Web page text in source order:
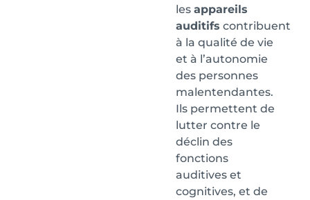
les appareils
auditifs contribuent
à la qualité de vie
et à l’autonomie
des personnes
malentendantes.
Ils permettent de
lutter contre le
déclin des
fonctions
auditives et
cognitives, et de